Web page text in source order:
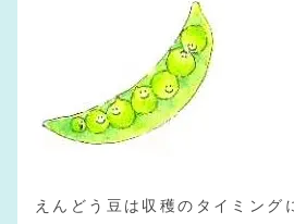
えんどう豆は収穫のタイミング